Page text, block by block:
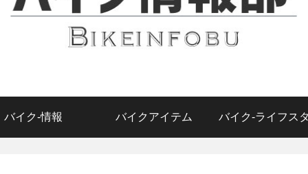
バイク-情報 バイクアイテム バイク-ライフス